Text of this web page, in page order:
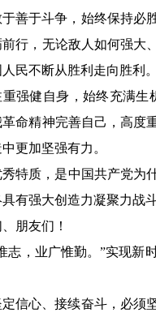
善于斗争，始终保持必
行，无论敌人如何强大
民不断从胜利走向胜利。
强健自身，始终充满生
命精神完善自己，高度
更加坚强有力。
特质，是中国共产党为
有强大创造力凝聚力战斗
朋友们！
志，业广惟勤。”实现新
信心、接续奋斗，必须